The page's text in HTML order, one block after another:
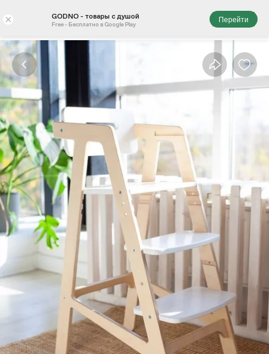
× GODNO - товары с душой
Free - Бесплатно в Google Play
Перейти